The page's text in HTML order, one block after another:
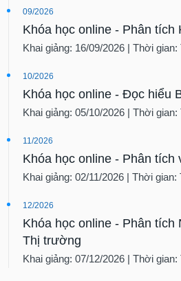
09/2026
Khóa học online - Phân tích
Khai giảng: 16/09/2026 | Thời gian:
10/2026
Khóa học online - Đọc hiểu
Khai giảng: 05/10/2026 | Thời gian:
11/2026
Khóa học online - Phân tích
Khai giảng: 02/11/2026 | Thời gian:
12/2026
Khóa học online - Phân tích
Thị trường
Khai giảng: 07/12/2026 | Thời gian: